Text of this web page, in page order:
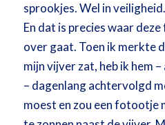
sprookjes. Wel in
En dat is precies waar deze
over gaat. Toen ik merkte
mijn vijver zat, heb ik hem
– dagenlang achtervolgd
moest en zou een fotootje